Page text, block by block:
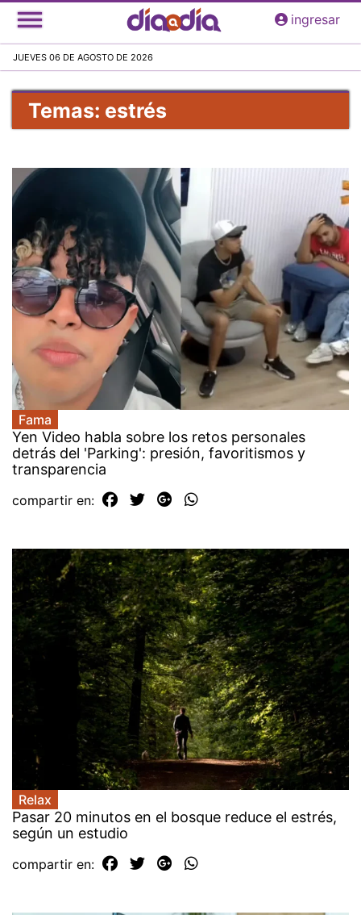
Pasar
al
principal
ingresar
JUEVES 06 DE AGOSTO DE 2026
Temas: estrés
Fama
Yen Video habla sobre los retos personales
detrás del 'Parking': presión, favoritismos y
transparencia
compartir en:
Relax
Pasar 20 minutos en el bosque reduce el estrés,
según un estudio
compartir en: